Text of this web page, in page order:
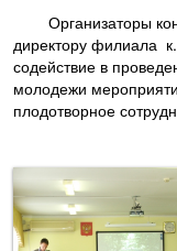
Организаторы
директору филиала
содействие в
молодежи
плодотворное